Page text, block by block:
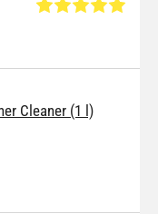
Cleaner (1 l)